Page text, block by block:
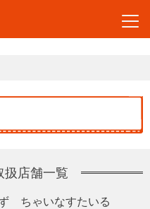
扱店舗一覧
ちゃいなすたいる